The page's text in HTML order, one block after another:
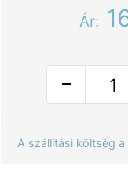
Ár:
A szállítási költség